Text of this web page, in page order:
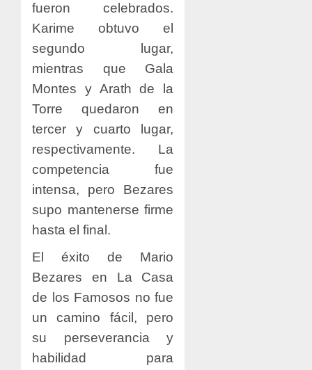
fueron celebrados.
Karime obtuvo el
segundo lugar,
mientras que Gala
Montes y Arath de la
Torre quedaron en
tercer y cuarto lugar,
respectivamente. La
competencia fue
intensa, pero Bezares
supo mantenerse firme
hasta el final.
El éxito de Mario
Bezares en La Casa
de los Famosos no fue
un camino fácil, pero
su perseverancia y
habilidad para